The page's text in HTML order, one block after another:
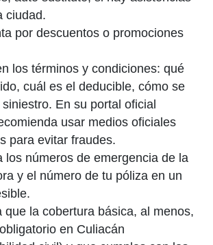
ciudad.
por descuentos o promociones
los términos y condiciones: qué
cuál es el deducible, cómo se
En su portal oficial
usar medios oficiales
para evitar fraudes.
los números de emergencia de la
y el número de tu póliza en un
que la cobertura básica, al menos,
en Culiacán